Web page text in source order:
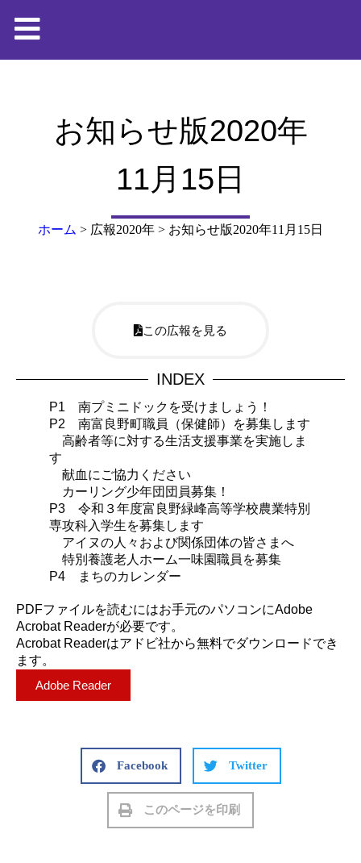
お知らせ版2020年
11月15日
ホーム > 広報2020年 > お知らせ版2020年11月15日
この広報を見る
INDEX
P1 南プミニドックを受けましょう！
P2 南富良野町職員（保健師）を募集します
高齢者等に対する生活支援事業を実施しま
す
献血にご協力ください
カーリング少年団団員募集！
P3 令和３年度富良野緑峰高等学校農業特別
専攻科入学生を募集します
アイヌの人々および関係団体の皆さまへ
特別養護老人ホーム一味園職員を募集
P4 まちのカレンダー
PDFファイルを読むにはお手元のパソコンにAdobe
Acrobat Readerが必要です。
Acrobat Readerはアドビ社から無料でダウンロードでき
ます。
Adobe Reader
Facebook Twitter
このページを印刷